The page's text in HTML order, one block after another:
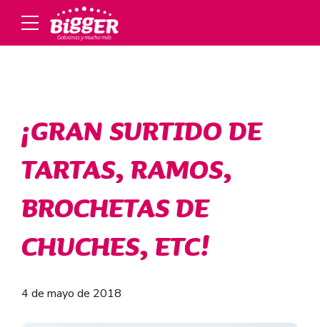
¡GRAN SURTIDO DE
TARTAS, RAMOS,
BROCHETAS DE
CHUCHES, ETC!
4 de mayo de 2018